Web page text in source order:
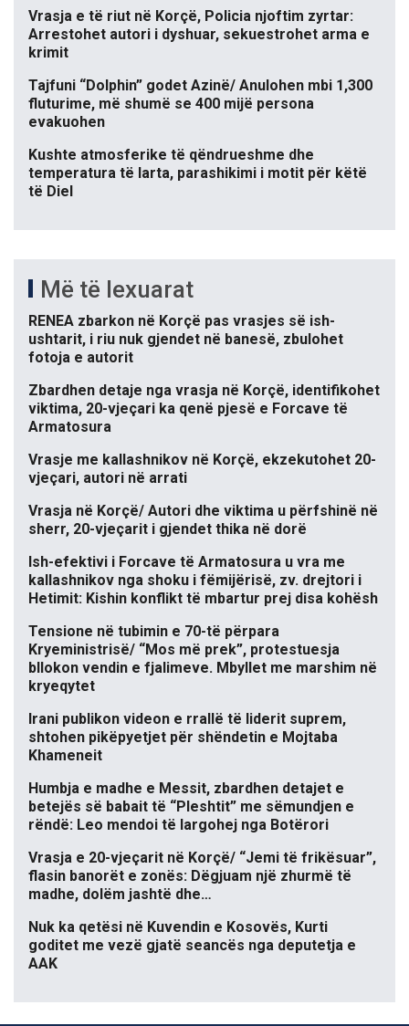
Vrasja e të riut në Korçë, Policia njoftim zyrtar:
Arrestohet autori i dyshuar, sekuestrohet arma e
krimit
Tajfuni “Dolphin” godet Azinë/ Anulohen mbi 1,300
fluturime, më shumë se 400 mijë persona
evakuohen
Kushte atmosferike të qëndrueshme dhe
temperatura të larta, parashikimi i motit për këtë
të Diel
Më të lexuarat
RENEA zbarkon në Korçë pas vrasjes së ish-
ushtarit, i riu nuk gjendet në banesë, zbulohet
fotoja e autorit
Zbardhen detaje nga vrasja në Korçë, identifikohet
viktima, 20-vjeçari ka qenë pjesë e Forcave të
Armatosura
Vrasje me kallashnikov në Korçë, ekzekutohet 20-
vjeçari, autori në arrati
Vrasja në Korçë/ Autori dhe viktima u përfshinë në
sherr, 20-vjeçarit i gjendet thika në dorë
Ish-efektivi i Forcave të Armatosura u vra me
kallashnikov nga shoku i fëmijërisë, zv. drejtori i
Hetimit: Kishin konflikt të mbartur prej disa kohësh
Tensione në tubimin e 70-të përpara
Kryeministrisë/ “Mos më prek”, protestuesja
bllokon vendin e fjalimeve. Mbyllet me marshim në
kryeqytet
Irani publikon videon e rrallë të liderit suprem,
shtohen pikëpyetjet për shëndetin e Mojtaba
Khameneit
Humbja e madhe e Messit, zbardhen detajet e
betejës së babait të “Pleshtit” me sëmundjen e
rëndë: Leo mendoi të largohej nga Botërori
Vrasja e 20-vjeçarit në Korçë/ “Jemi të frikësuar”,
flasin banorët e zonës: Dëgjuam një zhurmë të
madhe, dolëm jashtë dhe…
Nuk ka qetësi në Kuvendin e Kosovës, Kurti
goditet me vezë gjatë seancës nga deputetja e
AAK